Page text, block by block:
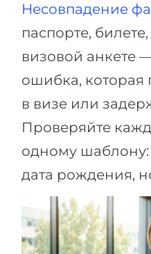
Несовпадение
паспорте,
визовой анкете
ошибка, которая
в визе или
Проверяйте
одному
дата рождения,